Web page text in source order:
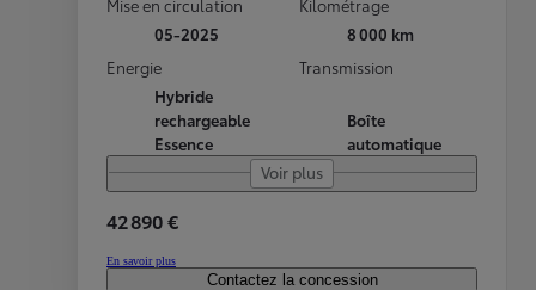
05-2025
8 000 km
Energie
Hybride
rechargeable
Essence
Transmission
Boîte
automatique
Voir plus
42 890 €
En savoir plus
Contactez la concession